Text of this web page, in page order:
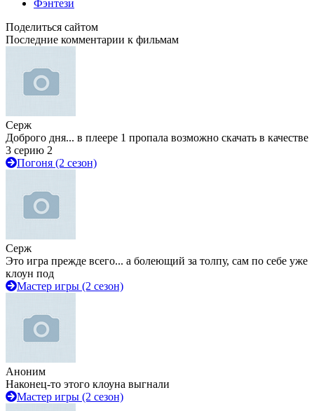
Фэнтези
Поделиться сайтом
Последние комментарии к фильмам
Серж
Доброго дня... в плеере 1 пропала возможно скачать в качестве
3 серию 2
Погоня (2 сезон)
Серж
Это игра прежде всего... а болеющий за толпу, сам по себе уже
клоун под
Мастер игры (2 сезон)
Аноним
Наконец-то этого клоуна выгнали
Мастер игры (2 сезон)